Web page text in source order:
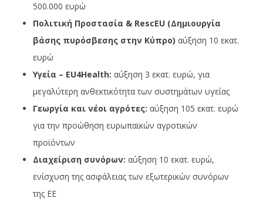
500.000 ευρώ
Πολιτική Προστασία & RescEU (Δημιουργία
βάσης πυρόσβεσης στην Κύπρο) αύξηση 10 εκατ.
ευρώ
Υγεία – EU4Health: αύξηση 3 εκατ. ευρώ, για
μεγαλύτερη ανθεκτικότητα των συστημάτων υγείας
Γεωργία και νέοι αγρότες: αύξηση 105 εκατ. ευρώ
για την προώθηση ευρωπαϊκών αγροτικών
προϊόντων
Διαχείριση συνόρων: αύξηση 10 εκατ. ευρώ,
ενίσχυση της ασφάλειας των εξωτερικών συνόρων
της ΕΕ